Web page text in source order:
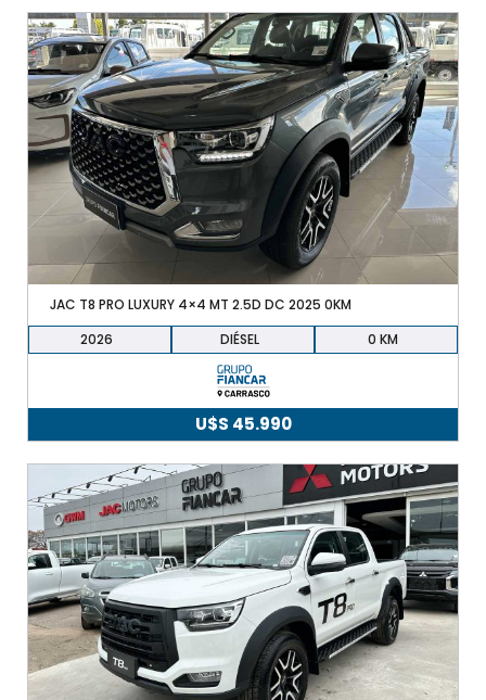
JAC T8 PRO LUXURY 4×4 MT 2.5D DC 2025 0KM
2026
DIÉSEL 0
U$S 45.990